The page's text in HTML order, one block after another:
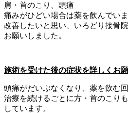
肩・首のこり、頭痛
痛みがひどい場合は薬を飲んでいま
改善したいと思い、いろどり接骨
お願いしました。
施術を受けた後の症状を詳しくお願
頭痛がだいぶなくなり、薬を飲む
治療を続けるごとに方・首のこり
しています。